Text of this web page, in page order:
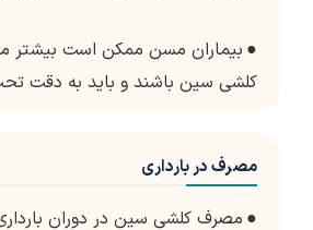
● بیماران مسن ممکن است
کلشی سین باشند و باید به دقت
مصرف در بارداری
● مصرف کلشی سین در دوران